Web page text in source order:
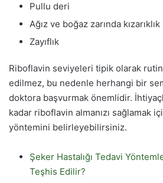
Pullu deri
Ağız ve boğaz zarında kızarıklık
Zayıflık
Riboflavin seviyeleri tipik olarak
edilmez, bu nedenle herhangi bir
doktora başvurmak önemlidir.
kadar riboflavin almanızı sağlamak
yöntemini belirleyebilirsiniz.
Şeker Hastalığı Tedavi
Teşhis Edilir?